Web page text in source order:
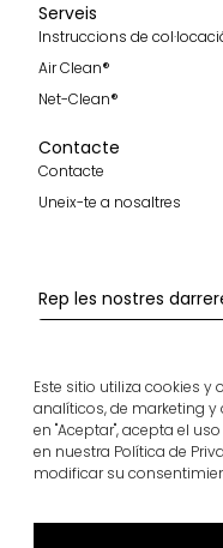
Este sitio utiliza cookies
analíticos, de marketing y
en "Aceptar", acepta el
en nuestra Política de
modificar su
Serveis
Instruccions de
Air Clean®
Net-Clean®
Contacte
Contacte
Uneix-te a nosaltres
Rep les nostres
Segueix-nos